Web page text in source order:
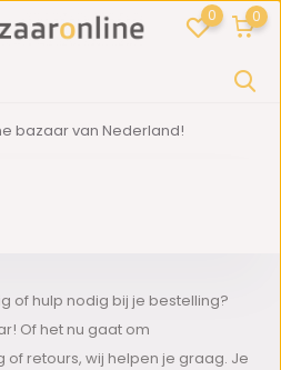
0 0
bazaar van Nederland!
of hulp nodig bij je bestelling?
Of het nu gaat om
retours, wij helpen je graag. Je